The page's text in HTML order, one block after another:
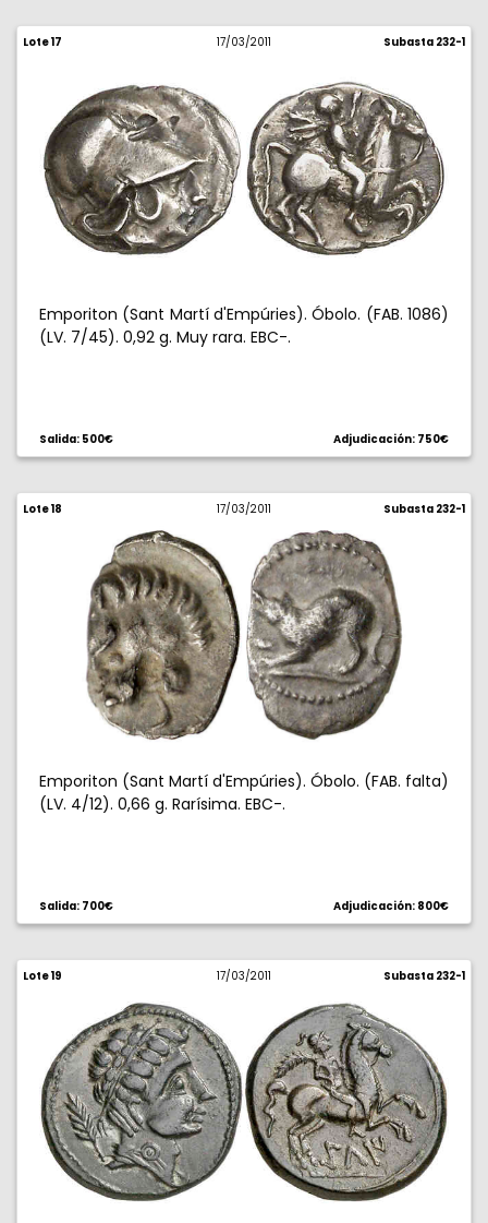
Lote 17 17/03/2011 Subasta 232-1
Emporiton (Sant Martí d'Empúries). Óbolo. (FAB. 1086)
(LV. 7/45). 0,92 g. Muy rara. EBC-.
Salida: 500€ Adjudicación: 750€
Lote 18 17/03/2011 Subasta 232-1
Emporiton (Sant Martí d'Empúries). Óbolo. (FAB. falta)
(LV. 4/12). 0,66 g. Rarísima. EBC-.
Salida: 700€ Adjudicación: 800€
Lote 19 17/03/2011 Subasta 232-1